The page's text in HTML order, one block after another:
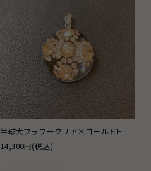
半球大フラワークリア×ゴールドH
14,300円(税込)